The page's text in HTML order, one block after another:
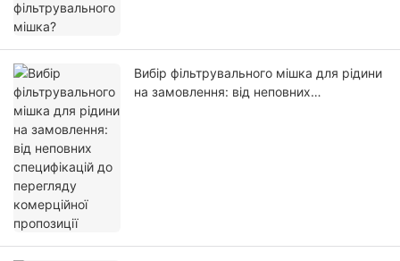
Вибір фільтрувального мішка для рідини
на замовлення: від неповних